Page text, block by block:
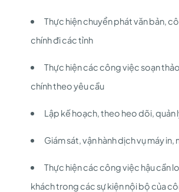
Thực hiện chuyển phát văn bản,
chính đi các tỉnh
Thực hiện các công việc soạn
chính theo yêu cầu
Lập kế hoạch, theo heo dõi, quản
Giám sát, vận hành dịch vụ máy in,
Thực hiện các công việc hậu cần
khách trong các sự kiện nội bộ của